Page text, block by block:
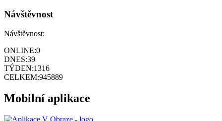
Návštěvnost
Návštěvnost:
ONLINE:0
DNES:39
TÝDEN:1316
CELKEM:945889
Mobilní aplikace